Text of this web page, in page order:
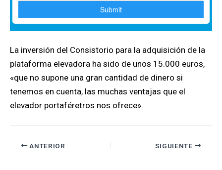
La inversión del Consistorio para la adquisición de la
plataforma elevadora ha sido de unos 15.000 euros,
«que no supone una gran cantidad de dinero si
tenemos en cuenta, las muchas ventajas que el
elevador portaféretros nos ofrece».
ANTERIOR SIGUIENTE